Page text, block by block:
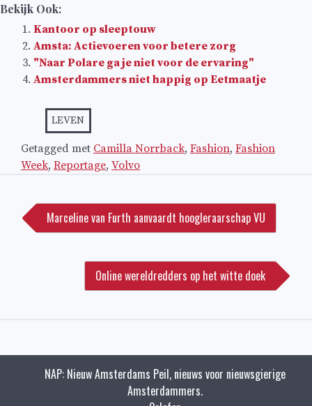
Bekijk Ook:
Kantoor op sleeptouw
Amsta: Actievoeren voor betere zorg
"Naar Polare ga je niet voor de ervaring"
Amsterdammers niet happig op Eetmaatje
LEVEN
Getagged met Camilla Norrback, Fashion, Fashion
Week, Reportage, Volvo
navigatie
Marceline van Furth aanvaardt hoogleraarschap VU
Online wereldredders op het witte doek
NAP: Nieuw Amsterdams Peil, nieuws voor nieuwsgierige
Amsterdammers.